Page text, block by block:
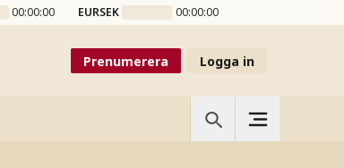
00:00:00 EURSEK 00:00:00
Prenumerera Logga in